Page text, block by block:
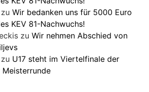
zu Wir bedanken uns für 5000 Euro
KEV 81-Nachwuchs!
zu Wir nehmen Abschied von
zu U17 steht im Viertelfinale der